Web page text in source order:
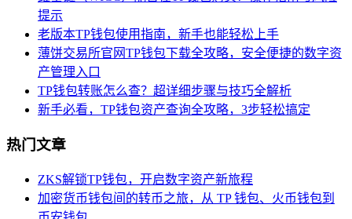
提示
老版本TP钱包使用指南，新手也能轻松上手
薄饼交易所官网TP钱包下载全攻略，安全便捷的数字资
产管理入口
TP钱包转账怎么查？超详细步骤与技巧全解析
新手必看，TP钱包资产查询全攻略，3步轻松搞定
热门文章
ZKS解锁TP钱包，开启数字资产新旅程
加密货币钱包间的转币之旅，从 TP 钱包、火币钱包到